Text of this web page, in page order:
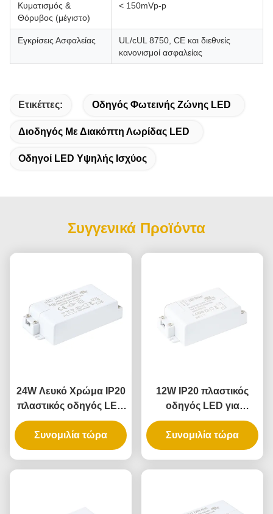
Κυματισμός &
Θόρυβος (μέγιστο)
< 150mVp-p
Εγκρίσεις Ασφαλείας
UL/cUL 8750, CE και διεθνείς
κανονισμοί ασφαλείας
Ετικέττες: Οδηγός Φωτεινής Ζώνης LED
Διοδηγός Με Διακόπτη Λωρίδας LED
Οδηγοί LED Υψηλής Ισχύος
Συγγενικά Προϊόντα
24W Λευκό Χρώμα IP20
πλαστικός οδηγός LED
με σταθερή τάση για
εσωτερικό φωτισμό
Συνομιλία τώρα
12W IP20 πλαστικός
οδηγός LED για
εσωτερικό φωτισμό με
σταθερή τάση και
καθολική είσοδο
Συνομιλία τώρα